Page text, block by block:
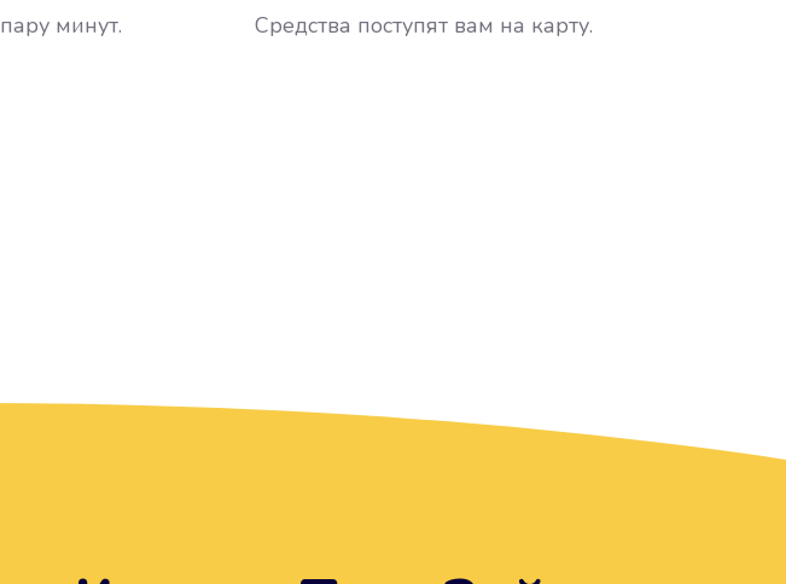
минут. Средства поступят вам на карту.